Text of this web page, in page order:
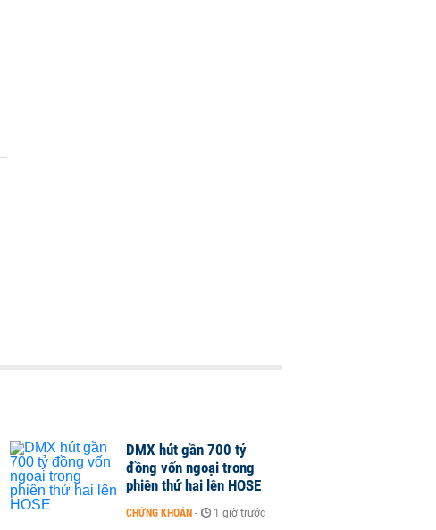
DMX hút gần 700 tỷ
đồng vốn ngoại trong
phiên thứ hai lên HOSE
CHỨNG KHOÁN - 1 giờ trước